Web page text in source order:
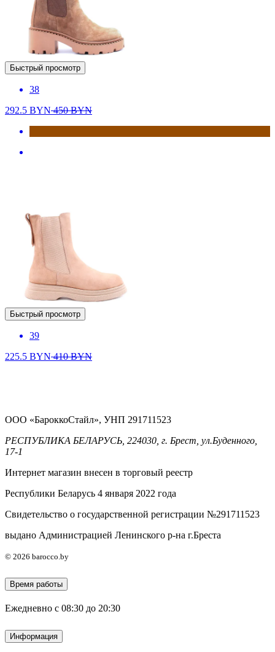
Быстрый просмотр
38
292.5 BYN450BYN
Быстрый просмотр
39
225.5 BYN410BYN
ООО «БароккоСтайл», УНП 291711523
РЕСПУБЛИКА БЕЛАРУСЬ, 224030, г. Брест, ул.Буденного,
17-1
Интернет магазин внесен в торговый реестр
Республики Беларусь 4 января 2022 года
Свидетельство о государственной регистрации №291711523
выдано Администрацией Ленинского р-на г.Бреста
© 2026 barocco.by
Время работы
Ежедневно с 08:30 до 20:30
Информация